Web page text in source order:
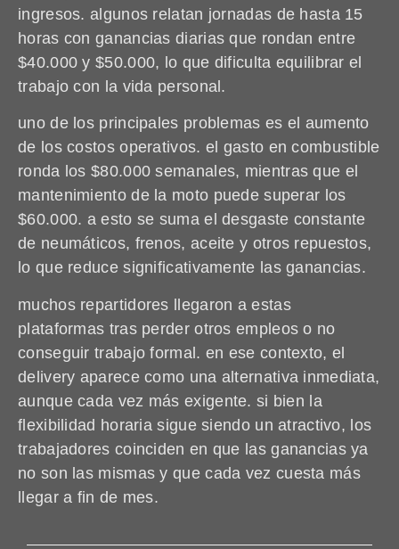
ingresos. algunos relatan jornadas de hasta 15
horas con ganancias diarias que rondan entre
$40.000 y $50.000, lo que dificulta equilibrar el
trabajo con la vida personal.
uno de los principales problemas es el aumento
de los costos operativos. el gasto en combustible
ronda los $80.000 semanales, mientras que el
mantenimiento de la moto puede superar los
$60.000. a esto se suma el desgaste constante
de neumáticos, frenos, aceite y otros repuestos,
lo que reduce significativamente las ganancias.
muchos repartidores llegaron a estas
plataformas tras perder otros empleos o no
conseguir trabajo formal. en ese contexto, el
delivery aparece como una alternativa inmediata,
aunque cada vez más exigente. si bien la
flexibilidad horaria sigue siendo un atractivo, los
trabajadores coinciden en que las ganancias ya
no son las mismas y que cada vez cuesta más
llegar a fin de mes.